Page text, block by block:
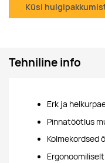
Küsi
Tehniline info
Erk ja
Pinnatöötlus
Kolmekordsed